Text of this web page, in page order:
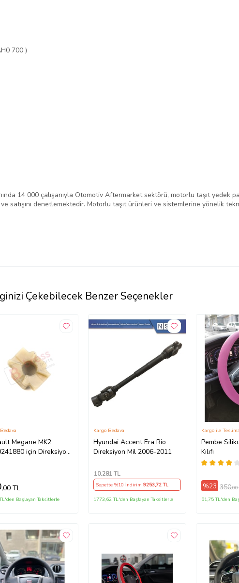
700 )
14 000 çalışanıyla Otomotiv Aftermarket sektörü, motorlu taşıt yedek
satışını denetlemektedir. Motorlu taşıt ürünleri ve sistemlerine yönelik
Çekebilecek Benzer Seçenekler
Megane MK2
için Direksiyon
,00 TL
Başlayan Taksitlerle
Hyundai Accent Era Rio
Direksiyon Mil 2006-2011
Kargo Bedava
10.281TL
Sepette %10 İndirim 9253,72 TL
1773,62 TL'den Başlayan Taksitlerle
Pembe
Kılıfı
Kargo ile
%23 350,00
51,75 TL'den